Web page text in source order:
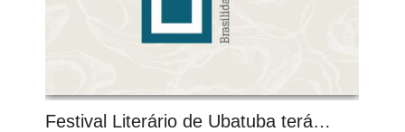
Festival Literário de Ubatuba terá…